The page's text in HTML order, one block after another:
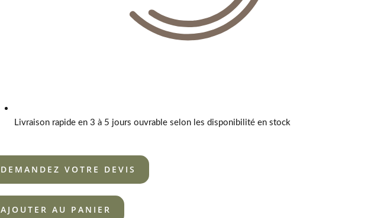
Livraison rapide en 3 à 5 jours ouvrable selon les disponibilité en stock
DEMANDEZ VOTRE DEVIS
AJOUTER AU PANIER